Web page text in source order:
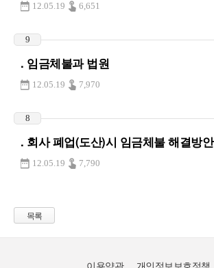
12.05.19 6,651
9
. 임금체불과 법원
12.05.19 7,970
8
. 회사 폐업(도산)시 임금체불 해결방안
12.05.19 7,790
목록